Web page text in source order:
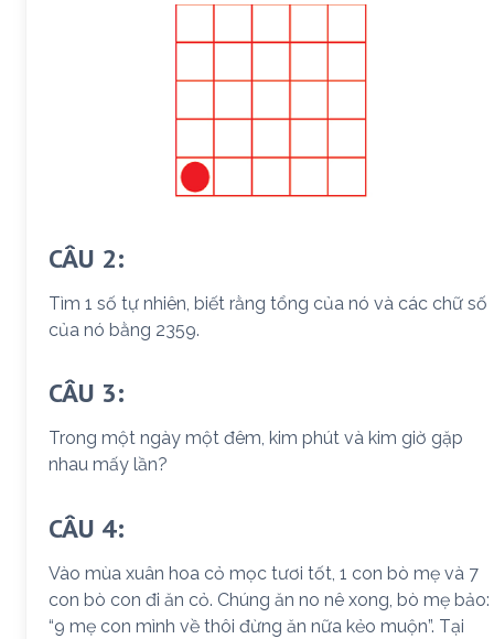
CÂU 2:
Tìm 1 số tự nhiên, biết rằng tổng của nó và các chữ số
của nó bằng 2359.
CÂU 3:
Trong một ngày một đêm, kim phút và kim giờ gặp
nhau mấy lần?
CÂU 4:
Vào mùa xuân hoa cỏ mọc tươi tốt, 1 con bò mẹ và 7
con bò con đi ăn cỏ. Chúng ăn no nê xong, bò mẹ bảo:
“9 mẹ con mình về thôi đừng ăn nữa kẻo muộn”. Tại